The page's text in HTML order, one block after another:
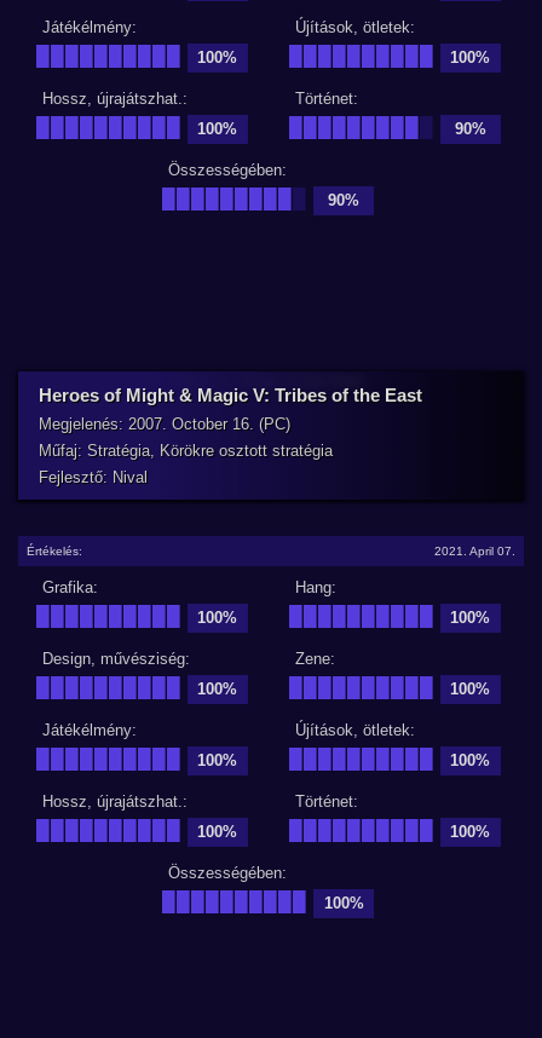
Játékélmény:
100%
Újítások, ötletek:
100%
Hossz, újrajátszhat.:
100%
Történet:
90%
Összességében:
90%
Heroes of Might & Magic V: Tribes of the East
Megjelenés: 2007. October 16. (PC)
Műfaj: Stratégia, Körökre osztott stratégia
Fejlesztő: Nival
Értékelés: 2021. April 07.
Grafika:
100%
Hang:
100%
Design, művésziség:
100%
Zene:
100%
Játékélmény:
100%
Újítások, ötletek:
100%
Hossz, újrajátszhat.:
100%
Történet:
100%
Összességében:
100%